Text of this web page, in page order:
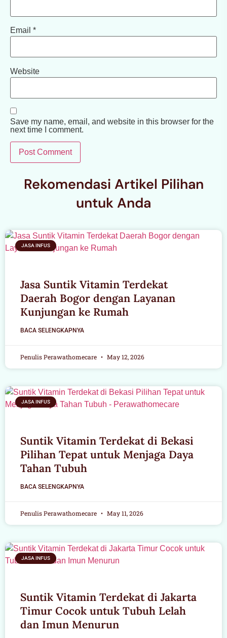
Email *
Website
Save my name, email, and website in this browser for the
next time I comment.
Rekomendasi Artikel Pilihan
untuk Anda
JASA INFUS
Jasa Suntik Vitamin Terdekat
Daerah Bogor dengan Layanan
Kunjungan ke Rumah
BACA SELENGKAPNYA
Penulis Perawathomecare May 12, 2026
JASA INFUS
Suntik Vitamin Terdekat di Bekasi
Pilihan Tepat untuk Menjaga Daya
Tahan Tubuh
BACA SELENGKAPNYA
Penulis Perawathomecare May 11, 2026
JASA INFUS
Suntik Vitamin Terdekat di Jakarta
Timur Cocok untuk Tubuh Lelah
dan Imun Menurun